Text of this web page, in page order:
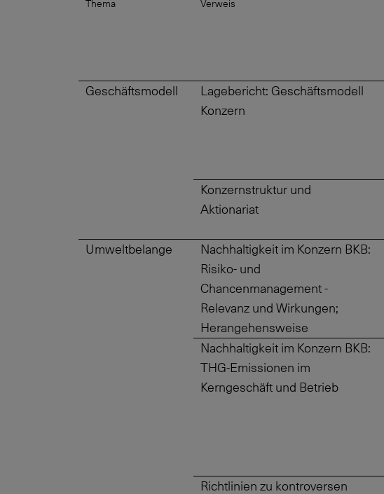
Thema Verweis
Geschäftsmodell
Lagebericht: Geschäftsmodell
Konzern
Konzernstruktur und
Aktionariat
Umweltbelange
Nachhaltigkeit im Konzern BKB:
Risiko- und
Chancenmanagement -
Relevanz und Wirkungen;
Herangehensweise
Nachhaltigkeit im Konzern BKB:
THG-Emissionen im
Kerngeschäft und Betrieb
Richtlinien zu kontroversen